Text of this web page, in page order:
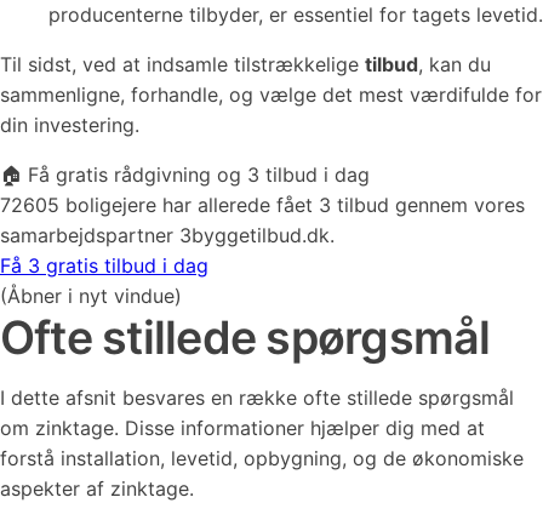
producenterne tilbyder, er essentiel for tagets levetid.
Til sidst, ved at indsamle tilstrækkelige tilbud, kan du
sammenligne, forhandle, og vælge det mest værdifulde for
din investering.
🏠 Få gratis rådgivning og 3 tilbud i dag
72605 boligejere har allerede fået 3 tilbud gennem vores
samarbejdspartner 3byggetilbud.dk.
Få 3 gratis tilbud i dag
(Åbner i nyt vindue)
Ofte stillede spørgsmål
I dette afsnit besvares en række ofte stillede spørgsmål
om zinktage. Disse informationer hjælper dig med at
forstå installation, levetid, opbygning, og de økonomiske
aspekter af zinktage.